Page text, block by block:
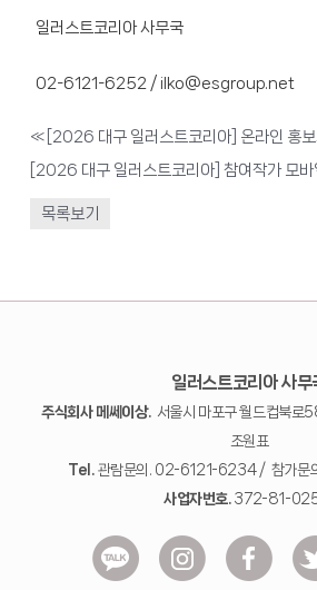
일러스트코리아 사무국
02-6121-6252 / ilko@esgroup.net
«
[2026 대구 일러스트코리아] 참여작가 모바
목록보기
일러스트코리아 사무
주식회사 메쎄이상. 서울시 마포구 월드컵북로
조원표
Tel.
관람문의. 02-6121-6234 / 참가
사업자번호. 372-81-